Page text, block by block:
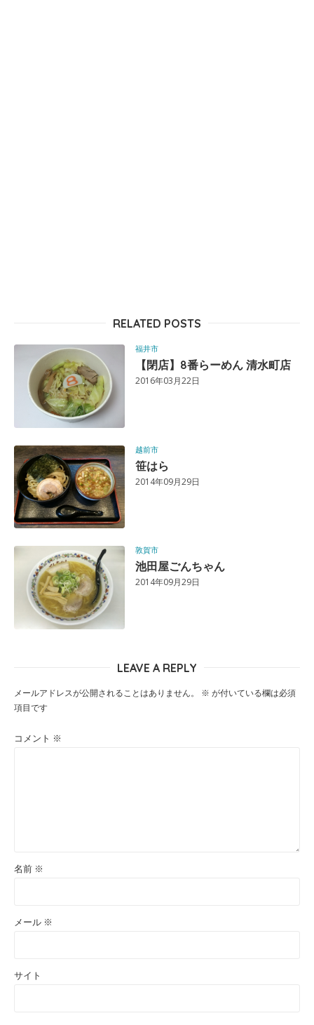
RELATED POSTS
福井市
【閉店】8番らーめん 清水町店
2016年03月22日
越前市
笹はら
2014年09月29日
敦賀市
池田屋ごんちゃん
2014年09月29日
LEAVE A REPLY
メールアドレスが公開されることはありません。 ※ が付いている欄は必須
項目です
コメント ※
名前 ※
メール ※
サイト